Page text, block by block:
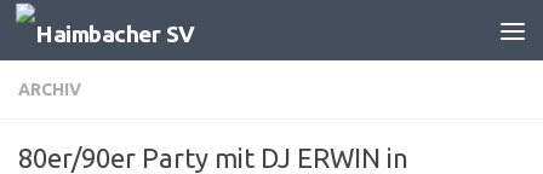
Zum Inhalt springen
ARCHIV
80er/90er Party mit DJ ERWIN in